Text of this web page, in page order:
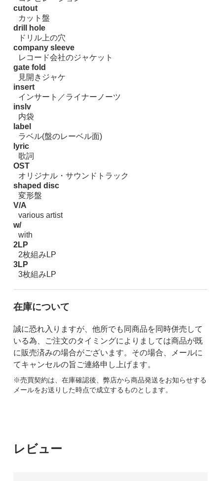
cutout
カット盤
drill hole
ドリル上の穴
company sleeve
レコード会社のジャケット
gate fold
見開きジャケ
insert
インサート／ライナーノーツ
inslv
内袋
label
ラベル(盤のレーベル面)
lyric
歌詞
OST
オリジナル・サウンドトラック
shaped disc
変形盤
V/A
various artist
w/
with
2LP
2枚組みLP
3LP
3枚組みLP
在庫について
誠に恐れ入りますが、他所でも同商品を同時併売して
いる為、ご注文のタイミングによりましては商品が既
に販売済みの場合がございます。その場合、メールに
てキャンセルの旨ご連絡申し上げます。
※売買契約は、在庫確認後、弊店から商品発送をお知らせする
メールをお送りした時点で成立するものとします。
レビュー